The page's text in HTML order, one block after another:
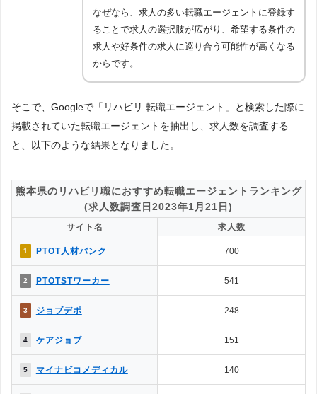
なぜなら、求人の多い転職エージェントに登録す
ることで求人の選択肢が広がり、希望する条件の
求人や好条件の求人に巡り合う可能性が高くなる
からです。
そこで、Googleで「リハビリ 転職エージェント」と検索した際に
掲載されていた転職エージェントを抽出し、求人数を調査する
と、以下のような結果となりました。
熊本県のリハビリ職におすすめ転職エージェントランキング
(求人数調査日2023年1月21日)
サイト名 求人数
1 PTOT人材バンク 700
2 PTOTSTワーカー 541
3 ジョブデポ 248
4 ケアジョブ 151
5 マイナビコメディカル 140